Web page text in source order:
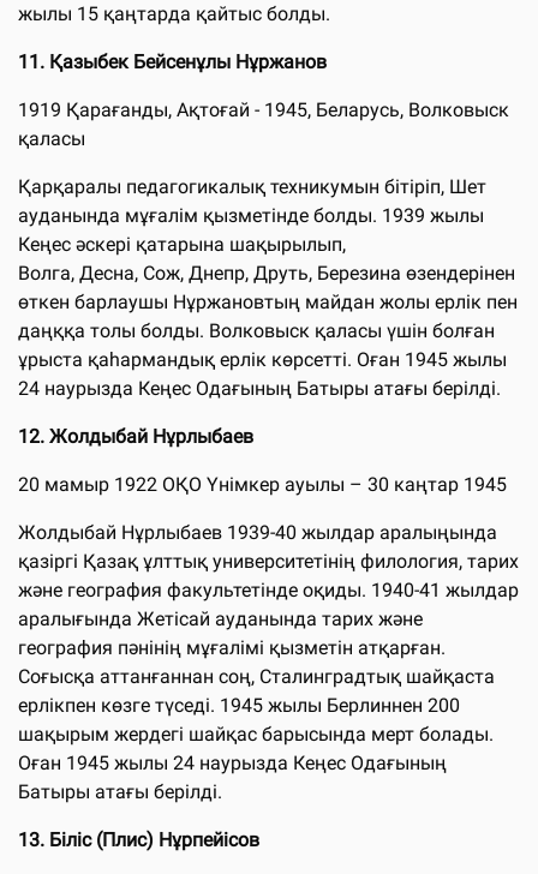
жылы 15 қаңтарда қайтыс болды.
11. Қазыбек Бейсенұлы Нұржанов
1919 Қарағанды, Ақтоғай - 1945, Беларусь, Волковыск
қаласы
Қарқаралы педагогикалық техникумын бітіріп, Шет
ауданында мұғалім қызметінде болды. 1939 жылы
Кеңес әскері қатарына шақырылып,
Волга, Десна, Сож, Днепр, Друть, Березина өзендерінен
өткен барлаушы Нұржановтың майдан жолы ерлік пен
даңққа толы болды. Волковыск қаласы үшін болған
ұрыста қаһармандық ерлік көрсетті. Оған 1945 жылы
24 наурызда Кеңес Одағының Батыры атағы берілді.
12. Жолдыбай Нұрлыбаев
20 мамыр 1922 ОҚО Үнімкер ауылы – 30 каңтар 1945
Жолдыбай Нұрлыбаев 1939-40 жылдар аралыңында
қазіргі Қазақ ұлттық университетінің филология, тарих
және география факультетінде оқиды. 1940-41 жылдар
аралығында Жетісай ауданында тарих және
география пәнінің мұғалімі қызметін атқарған.
Соғысқа аттанғаннан соң, Сталинградтық шайқаста
ерлікпен көзге түседі. 1945 жылы Берлиннен 200
шақырым жердегі шайқас барысында мерт болады.
Оған 1945 жылы 24 наурызда Кеңес Одағының
Батыры атағы берілді.
13. Біліс (Плис) Нұрпейісов